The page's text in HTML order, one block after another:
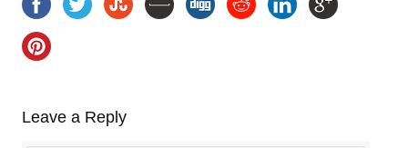
Leave a Reply